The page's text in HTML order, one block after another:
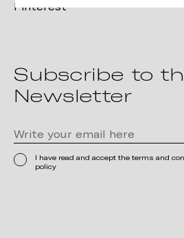
Pinterest
Subscribe to
Newsletter
I have read and accept the terms and
policy